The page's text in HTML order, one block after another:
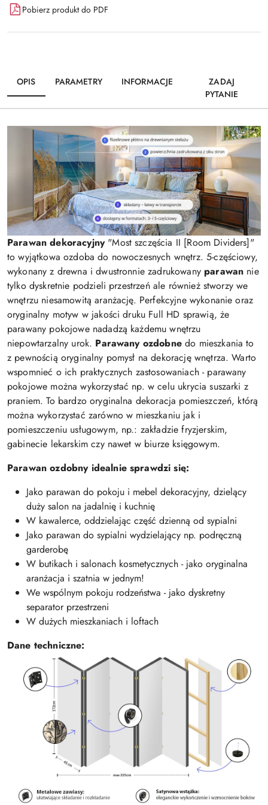
Pobierz produkt do PDF
OPIS PARAMETRY INFORMACJE
ZADAJ
PYTANIE
Parawan dekoracyjny"Most szczęścia II [Room Dividers]"
to wyjątkowa ozdoba do nowoczesnych wnętrz. 5-częściowy,
wykonany z drewna i dwustronnie zadrukowany parawan nie
tylko dyskretnie podzieli przestrzeń ale również stworzy we
wnętrzu niesamowitą aranżację. Perfekcyjne wykonanie oraz
oryginalny motyw w jakości druku Full HD sprawią, że
parawany pokojowe nadadzą każdemu wnętrzu
niepowtarzalny urok. Parawany ozdobnedo mieszkania to
z pewnością oryginalny pomysł na dekorację wnętrza. Warto
wspomnieć o ich praktycznych zastosowaniach - parawany
pokojowe można wykorzystać np. w celu ukrycia suszarki z
praniem. To bardzo oryginalna dekoracja pomieszczeń, którą
można wykorzystać zarówno w mieszkaniu jak i
pomieszczeniu usługowym, np.: zakładzie fryzjerskim,
gabinecie lekarskim czy nawet w biurze księgowym.
Parawan ozdobny idealnie sprawdzi się:
Jako parawan do pokoju i mebel dekoracyjny, dzielący
duży salon na jadalnię i kuchnię
W kawalerce, oddzielając część dzienną od sypialni
Jako parawan do sypialni wydzielający np. podręczną
garderobę
W butikach i salonach kosmetycznych - jako oryginalna
aranżacja i szatnia w jednym!
We wspólnym pokoju rodzeństwa - jako dyskretny
separator przestrzeni
W dużych mieszkaniach i loftach
Dane techniczne: